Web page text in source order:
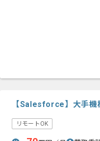
【Salesforce】大手機
リモートOK